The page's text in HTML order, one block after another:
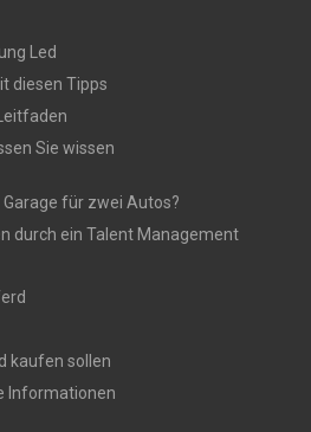
Led
diesen Tipps
Sie wissen
für zwei Autos?
durch ein Talent Management
kaufen sollen
Informationen